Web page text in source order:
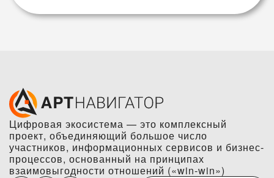
Цифровая экосистема — это комплексный
проект, объединяющий большое число
участников, информационных сервисов и бизнес-
процессов, основанный на принципах
взаимовыгодности отношений («win-win»)